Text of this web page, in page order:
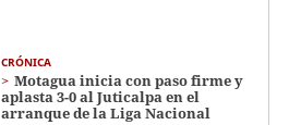
CRÓNICA
Motagua inicia con paso firme y
aplasta 3-0 al Juticalpa en el
arranque de la Liga Nacional